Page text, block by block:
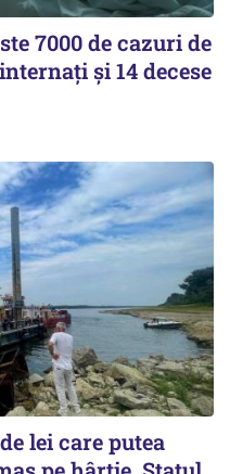
7000 de cazuri de
și 14 decese
lei care putea